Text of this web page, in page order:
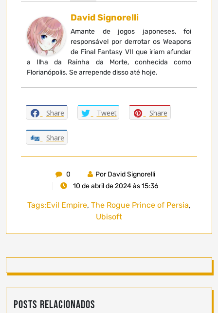
David Signorelli
Amante de jogos japoneses, foi
responsável por derrotar os Weapons
de Final Fantasy VII que iriam afundar
a Ilha da Rainha da Morte, conhecida como
Florianópolis. Se arrepende disso até hoje.
Share Tweet Share
Share
0
Por David Signorelli
10 de abril de 2024 às 15:36
Tags:Evil Empire, The Rogue Prince of Persia,
Ubisoft
Posts Relacionados